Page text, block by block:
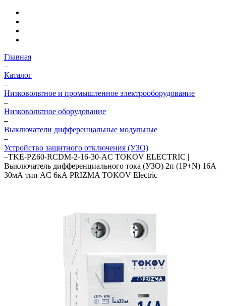
Главная
–
Каталог
–
Низковольтное и промышленное электрооборудование
–
Низковольтное оборудование
–
Выключатели дифференцальные модульные
–
Устройство защитного отключения (УЗО)
–TKE-PZ60-RCDM-2-16-30-AC TOKOV ELECTRIC |
Выключатель дифференциального тока (УЗО) 2п (1P+N) 16А
30мА тип AC 6кА PRIZMA TOKOV Electric